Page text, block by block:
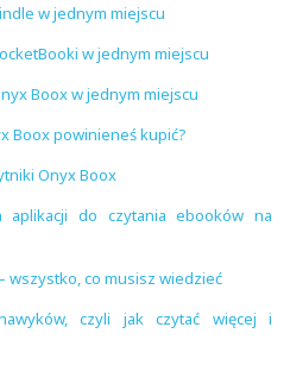
w jednym miejscu
w jednym miejscu
Boox w jednym miejscu
Boox powinieneś kupić?
Onyx Boox
aplikacji do czytania ebooków na
wszystko, co musisz wiedzieć
czyli jak czytać więcej i